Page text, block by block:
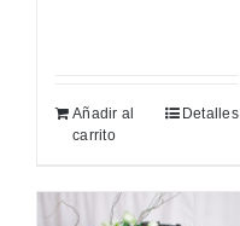
Añadir al
carrito
Detalles